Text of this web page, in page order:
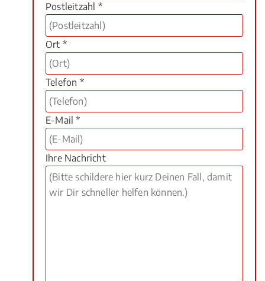
Postleitzahl *
Ort *
Telefon *
E-Mail *
Ihre Nachricht